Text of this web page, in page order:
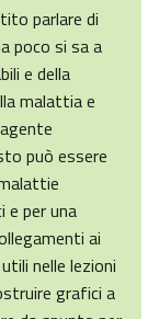
parlare di
poco si sa a
e della
malattia e
può essere
per una
ai
nelle lezioni
grafici a